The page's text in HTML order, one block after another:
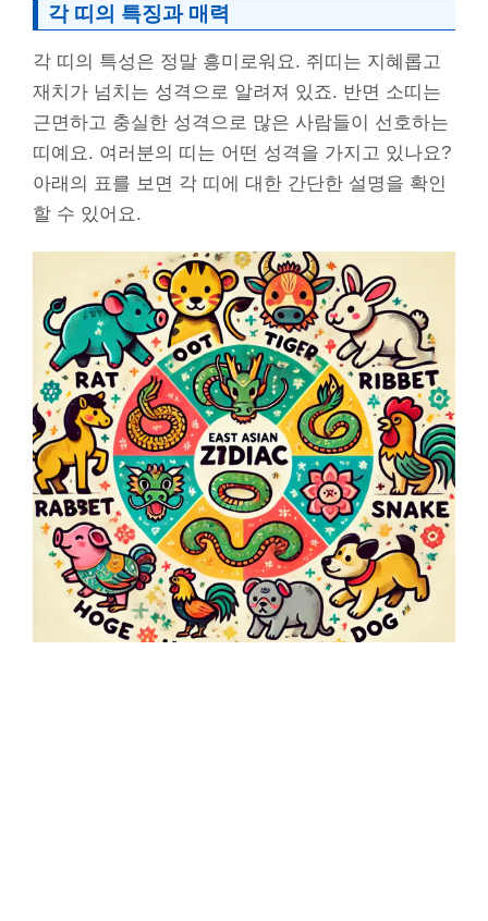
각 띠의 특징과 매력
각 띠의 특성은 정말 흥미로워요. 쥐띠는 지혜롭고
재치가 넘치는 성격으로 알려져 있죠. 반면 소띠는
근면하고 충실한 성격으로 많은 사람들이 선호하는
띠예요. 여러분의 띠는 어떤 성격을 가지고 있나요?
아래의 표를 보면 각 띠에 대한 간단한 설명을 확인
할 수 있어요.